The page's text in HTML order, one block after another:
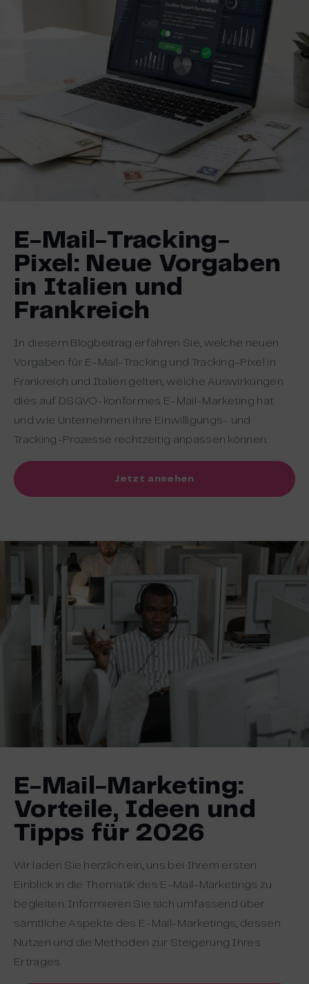
E-Mail-Tracking-
Pixel: Neue Vorgaben
in Italien und
Frankreich
In diesem Blogbeitrag erfahren Sie, welche neuen
Vorgaben für E-Mail-Tracking und Tracking-Pixel in
Frankreich und Italien gelten, welche Auswirkungen
dies auf DSGVO-konformes E-Mail-Marketing hat
und wie Unternehmen ihre Einwilligungs- und
Tracking-Prozesse rechtzeitig anpassen können.
Jetzt ansehen
E-Mail-Marketing:
Vorteile, Ideen und
Tipps für 2026
Wir laden Sie herzlich ein, uns bei Ihrem ersten
Einblick in die Thematik des E-Mail-Marketings zu
begleiten. Informieren Sie sich umfassend über
sämtliche Aspekte des E-Mail-Marketings, dessen
Nutzen und die Methoden zur Steigerung Ihres
Ertrages.